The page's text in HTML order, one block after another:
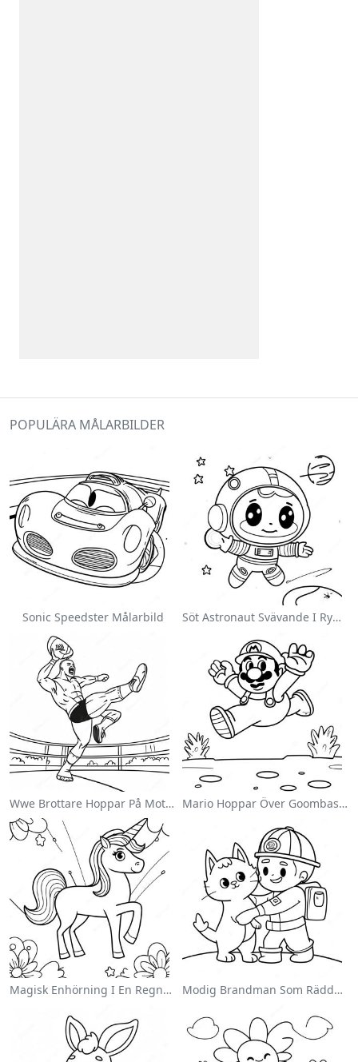
POPULÄRA MÅLARBILDER
Sonic Speedster Målarbild Söt Astronaut Svävande I Rymden Målarbild
Wwe Brottare Hoppar På Motståndare Målarbild Mario Hoppar Över Goombas Målarbild
Magisk Enhörning I En Regnbåge Målarbild Modig Brandman Som Räddar En Katt Målarbild